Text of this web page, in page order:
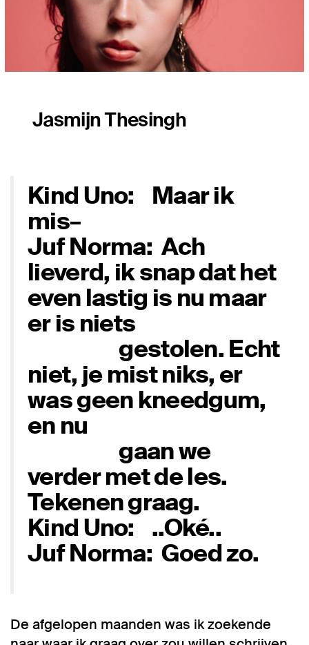
Jasmijn Thesingh
Kind Uno: Maar ik
mis–
Juf Norma: Ach
lieverd, ik snap dat het
even lastig is nu maar
er is niets
gestolen. Echt
niet, je mist niks, er
was geen kneedgum,
en nu
gaan we
verder met de les.
Tekenen graag.
Kind Uno: ..Oké..
Juf Norma: Goed zo.
De afgelopen maanden was ik zoekende